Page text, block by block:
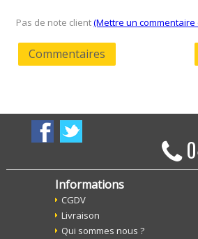
Pas de note client(Mettre un commentaire
Commentaires
Informations
CGDV
Livraison
Qui sommes nous ?